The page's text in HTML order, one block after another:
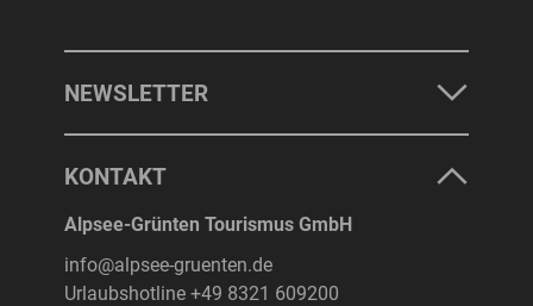
NEWSLETTER
KONTAKT
Alpsee-Grünten Tourismus GmbH
info@alpsee-gruenten.de
Urlaubshotline +49 8321 609200